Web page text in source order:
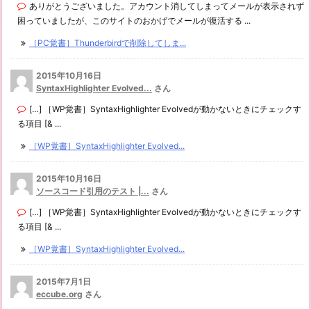
ありがとうございました。アカウント消してしまってメールが表示されず
困っていましたが、このサイトのおかげでメールが復活する ...
［PC覚書］Thunderbirdで削除してしま...
2015年10月16日
SyntaxHighlighter Evolved... さん
[…] ［WP覚書］SyntaxHighlighter Evolvedが動かないときにチェックす
る項目 [& ...
［WP覚書］SyntaxHighlighter Evolved...
2015年10月16日
ソースコード引用のテスト |... さん
[…] ［WP覚書］SyntaxHighlighter Evolvedが動かないときにチェックす
る項目 [& ...
［WP覚書］SyntaxHighlighter Evolved...
2015年7月1日
eccube.org さん